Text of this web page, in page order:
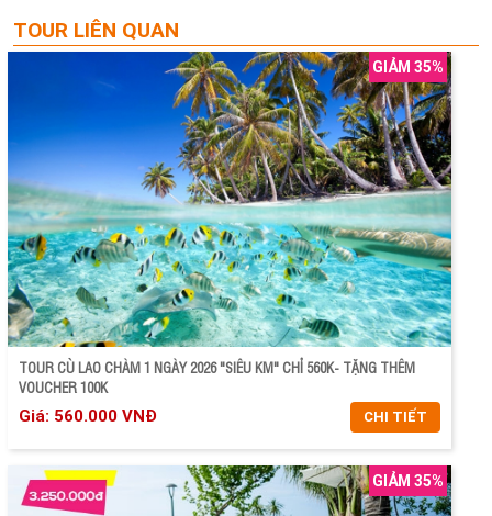
TOUR LIÊN QUAN
GIẢM 35%
CHI TIẾT
TOUR CÙ LAO CHÀM 1 NGÀY 2026 "SIÊU KM" CHỈ 560K- TẶNG THÊM
VOUCHER 100K
Giá: 560.000 VNĐ CHI TIẾT
GIẢM 35%